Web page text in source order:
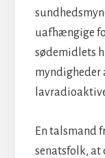
uafhængige
sødemidlets
myndigheder
En talsmand
senatsfolk, at